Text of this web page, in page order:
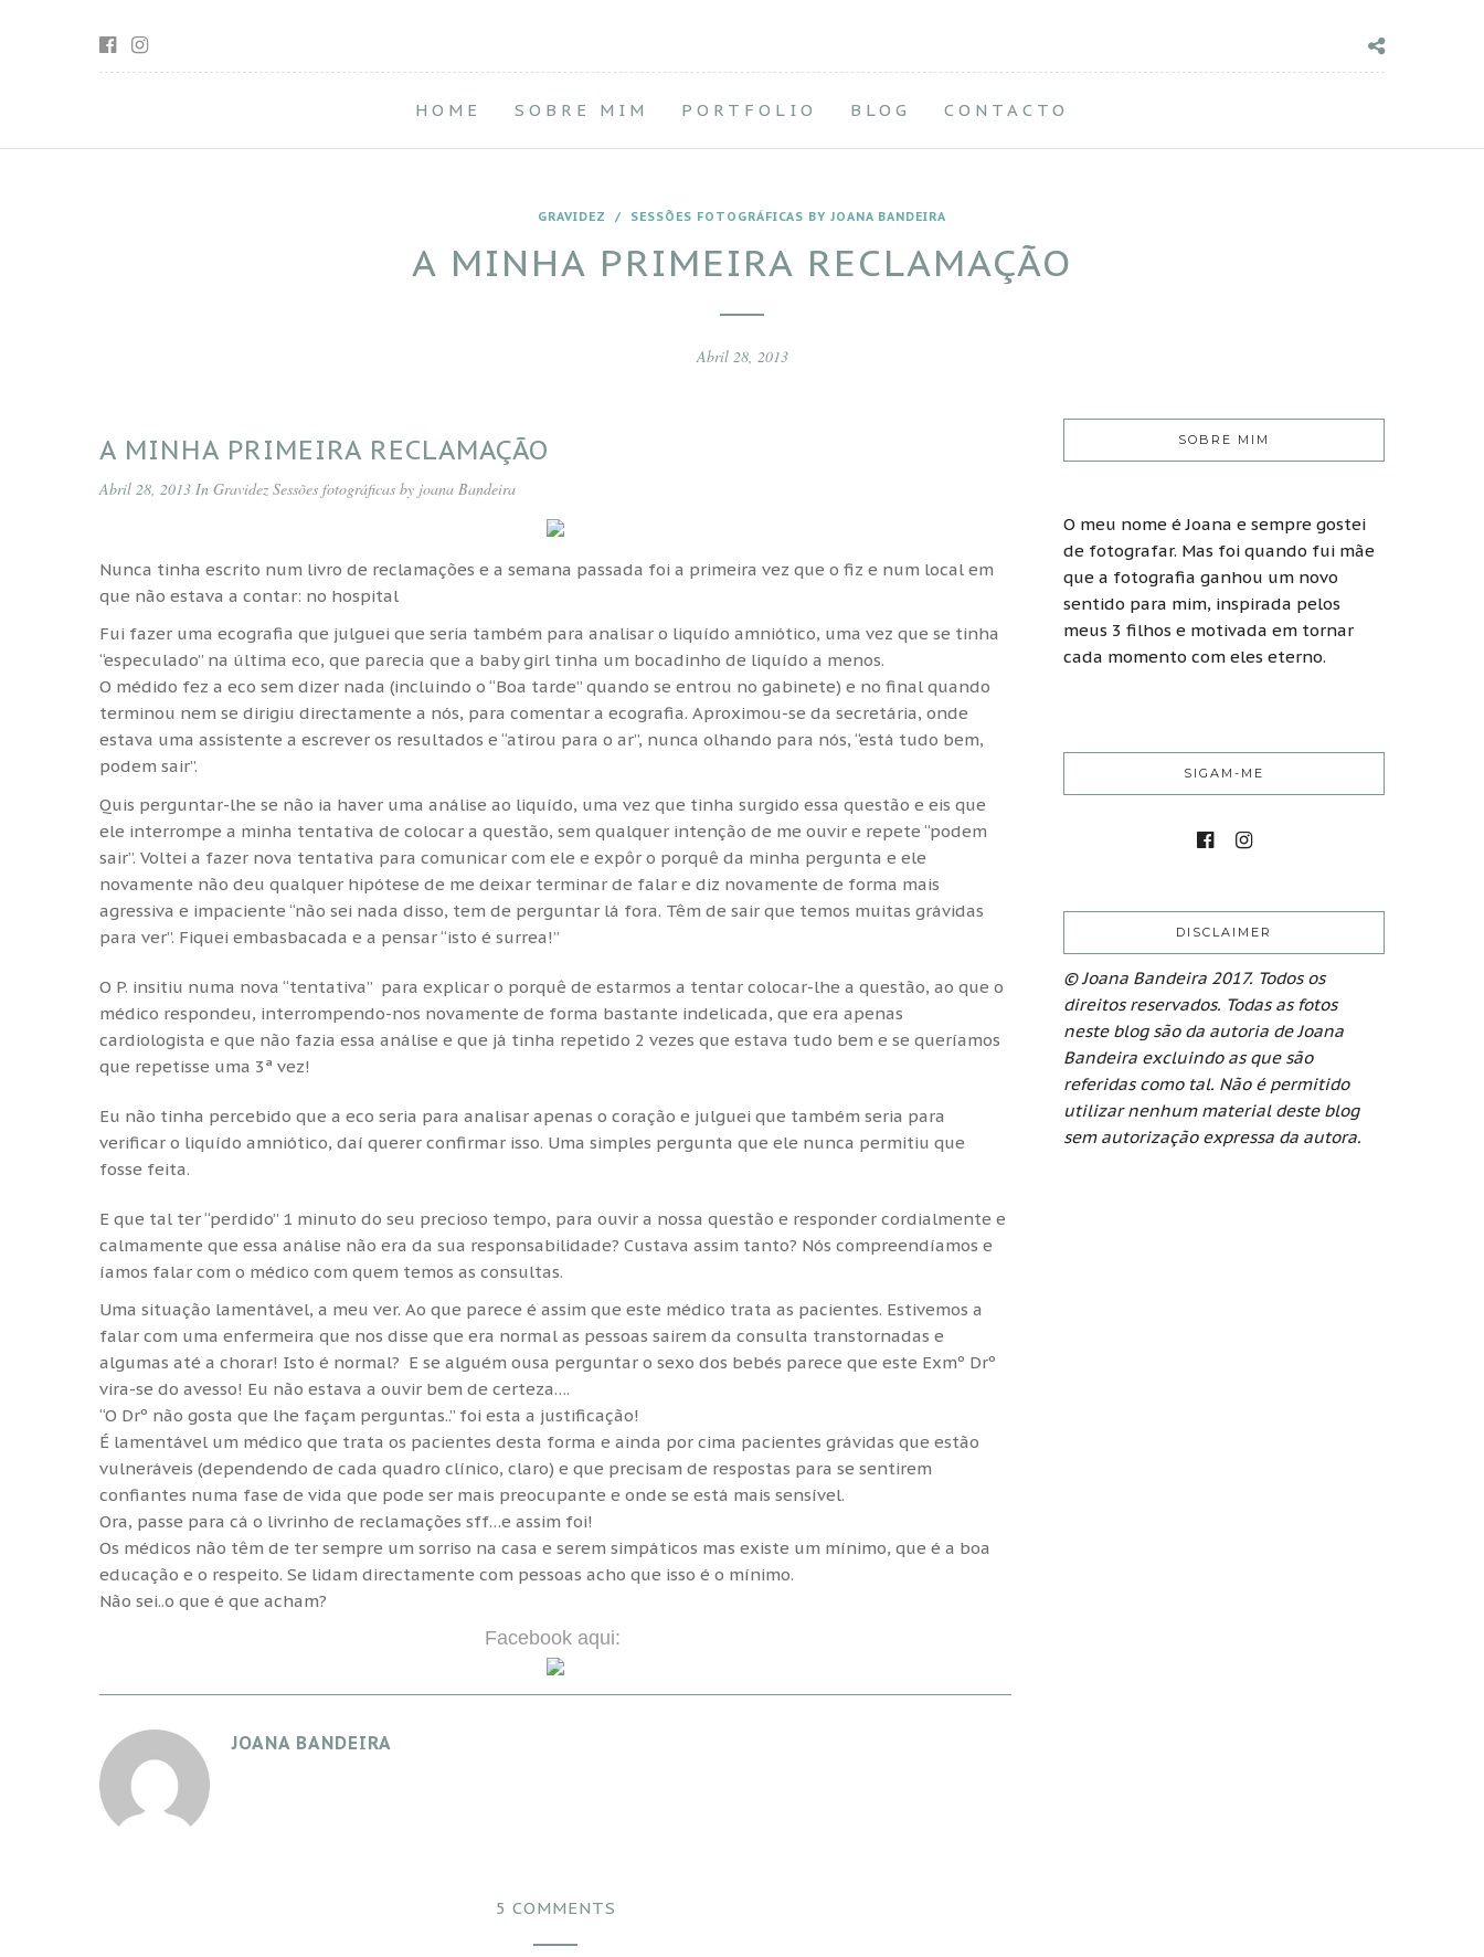
HOME SOBRE MIM PORTFOLIO BLOG CONTACTO
GRAVIDEZ / SESSÕES FOTOGRÁFICAS BY JOANA BANDEIRA
A MINHA PRIMEIRA RECLAMAÇÃO
Abril 28, 2013
A MINHA PRIMEIRA RECLAMAÇÃO
Abril 28, 2013 In Gravidez Sessões fotográficas by joana Bandeira
Nunca tinha escrito num livro de reclamações e a semana passada foi a primeira vez que o fiz e num local em
que não estava a contar: no hospital
Fui fazer uma ecografia que julguei que seria também para analisar o liquído amniótico, uma vez que se tinha
“especulado” na última eco, que parecia que a baby girl tinha um bocadinho de liquído a menos.
O médido fez a eco sem dizer nada (incluindo o “Boa tarde” quando se entrou no gabinete) e no final quando
terminou nem se dirigiu directamente a nós, para comentar a ecografia. Aproximou-se da secretária, onde
estava uma assistente a escrever os resultados e “atirou para o ar”, nunca olhando para nós, “está tudo bem,
podem sair”.
Quis perguntar-lhe se não ia haver uma análise ao liquído, uma vez que tinha surgido essa questão e eis que
ele interrompe a minha tentativa de colocar a questão, sem qualquer intenção de me ouvir e repete “podem
sair”. Voltei a fazer nova tentativa para comunicar com ele e expôr o porquê da minha pergunta e ele
novamente não deu qualquer hipótese de me deixar terminar de falar e diz novamente de forma mais
agressiva e impaciente “não sei nada disso, tem de perguntar lá fora. Têm de sair que temos muitas grávidas
para ver”. Fiquei embasbacada e a pensar “isto é surrea!”
O P. insitiu numa nova “tentativa” para explicar o porquê de estarmos a tentar colocar-lhe a questão, ao que o
médico respondeu, interrompendo-nos novamente de forma bastante indelicada, que era apenas
cardiologista e que não fazia essa análise e que já tinha repetido 2 vezes que estava tudo bem e se queríamos
que repetisse uma 3ª vez!
Eu não tinha percebido que a eco seria para analisar apenas o coração e julguei que também seria para
verificar o liquído amniótico, daí querer confirmar isso. Uma simples pergunta que ele nunca permitiu que
fosse feita.
E que tal ter “perdido” 1 minuto do seu precioso tempo, para ouvir a nossa questão e responder cordialmente e
calmamente que essa análise não era da sua responsabilidade? Custava assim tanto? Nós compreendíamos e
íamos falar com o médico com quem temos as consultas.
Uma situação lamentável, a meu ver. Ao que parece é assim que este médico trata as pacientes. Estivemos a
falar com uma enfermeira que nos disse que era normal as pessoas sairem da consulta transtornadas e
algumas até a chorar! Isto é normal? E se alguém ousa perguntar o sexo dos bebés parece que este Exmº Drº
vira-se do avesso! Eu não estava a ouvir bem de certeza….
“O Drº não gosta que lhe façam perguntas..” foi esta a justificação!
É lamentável um médico que trata os pacientes desta forma e ainda por cima pacientes grávidas que estão
vulneráveis (dependendo de cada quadro clínico, claro) e que precisam de respostas para se sentirem
confiantes numa fase de vida que pode ser mais preocupante e onde se está mais sensível.
Ora, passe para cá o livrinho de reclamações sff…e assim foi!
Os médicos não têm de ter sempre um sorriso na casa e serem simpáticos mas existe um mínimo, que é a boa
educação e o respeito. Se lidam directamente com pessoas acho que isso é o mínimo.
Não sei..o que é que acham?
Facebook aqui:
JOANA BANDEIRA
5 COMMENTS
SOBRE MIM
O meu nome é Joana e sempre gostei
de fotografar. Mas foi quando fui mãe
que a fotografia ganhou um novo
sentido para mim, inspirada pelos
meus 3 filhos e motivada em tornar
cada momento com eles eterno.
SIGAM-ME
DISCLAIMER
© Joana Bandeira 2017. Todos os
direitos reservados. Todas as fotos
neste blog são da autoria de Joana
Bandeira excluindo as que são
referidas como tal. Não é permitido
utilizar nenhum material deste blog
sem autorização expressa da autora.